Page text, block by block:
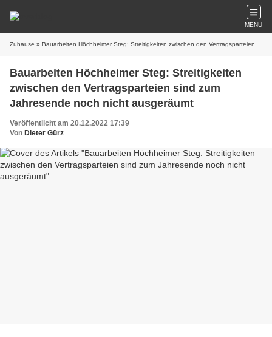
MENU
Zuhause » Bauarbeiten Höchheimer Steg: Streitigkeiten zwischen den Vertragsparteien sind zum Jahresende noch nicht ausgeräumt
Bauarbeiten Höchheimer Steg: Streitigkeiten
zwischen den Vertragsparteien sind zum
Jahresende noch nicht ausgeräumt
Veröffentlicht am 20.12.2022 17:39
Von Dieter Gürz